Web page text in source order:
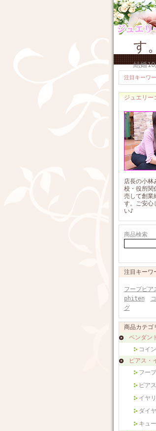
す。
結婚
注目キーワ
ジュエリー
店長の小林
校・役所関
売して創業
す。ご安心
い♪
商品検索
注目キーワ
フープピア
phiten
グ
商品カテゴ
ペンダン
コイン
ピアス・
フー
ピア
イヤ
ダイ
キュ